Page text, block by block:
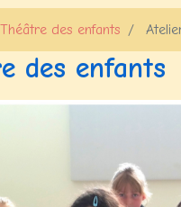
des enfants
des enfants